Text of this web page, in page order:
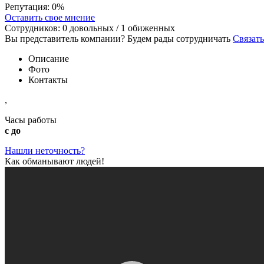
Репутация: 0%
Оставить свое мнение
Сотрудников: 0 довольных / 1 обиженных
Вы представитель компании? Будем рады сотрудничать
Описание
Фото
Контакты
,
Часы работы
с до
Нашли неточность?
Как обманывают людей!